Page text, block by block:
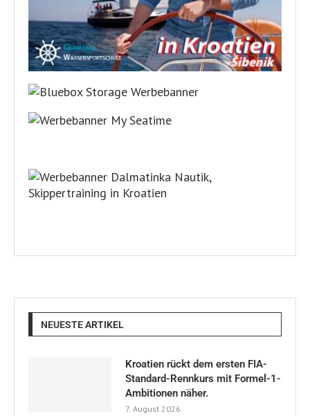
NEUESTE ARTIKEL
Kroatien rückt dem ersten FIA-
Standard-Rennkurs mit Formel-1-
Ambitionen näher.
7. August 2026